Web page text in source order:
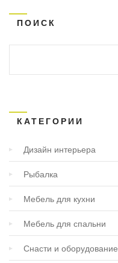
ПОИСК
КАТЕГОРИИ
Дизайн интерьера
Рыбалка
Мебель для кухни
Мебель для спальни
Снасти и оборудование